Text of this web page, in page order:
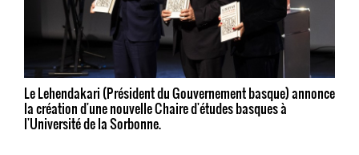
Le Lehendakari (Président du Gouvernement basque) annonce
la création d'une nouvelle Chaire d'études basques à
l'Université de la Sorbonne.